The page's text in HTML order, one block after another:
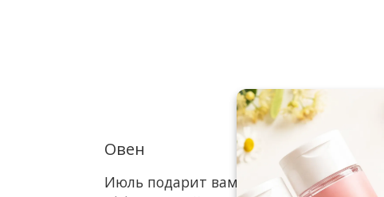
Овен
Июль подарит вам много активности,